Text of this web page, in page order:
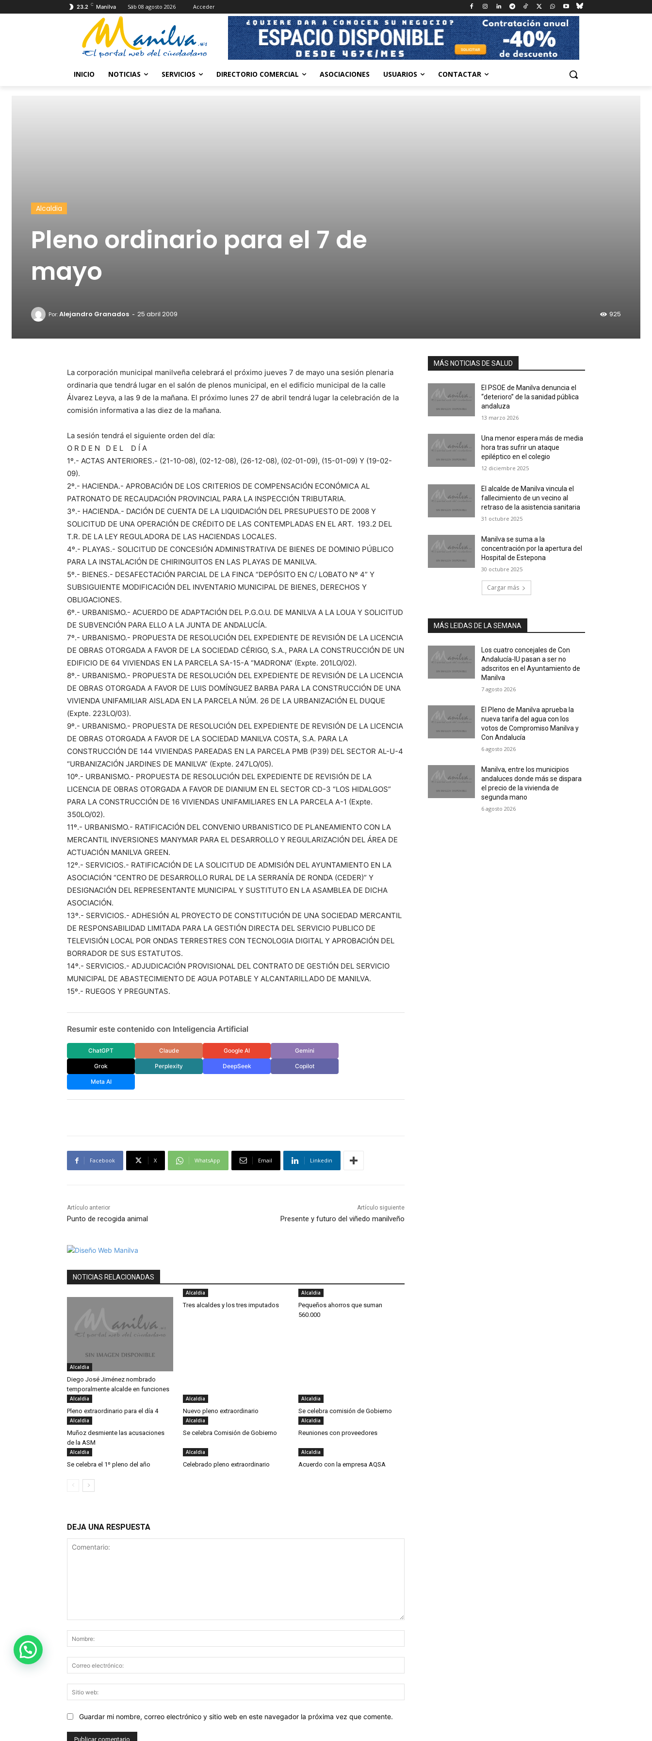
23.2 C Manilva Sáb 08 agosto 2026 Acceder
INICIO NOTICIAS SERVICIOS DIRECTORIO COMERCIAL ASOCIACIONES USUARIOS CONTACTAR
Alcaldia
Pleno ordinario para el 7 de
mayo
Por:Alejandro Granados - 25 abril 2009 925
La corporación municipal manilveña celebrará el próximo jueves 7 de mayo una sesión plenaria
ordinaria que tendrá lugar en el salón de plenos municipal, en el edificio municipal de la calle
Álvarez Leyva, a las 9 de la mañana. El próximo lunes 27 de abril tendrá lugar la celebración de la
comisión informativa a las diez de la mañana.
La sesión tendrá el siguiente orden del día:
O R D E N D E L D Í A
1º.- ACTAS ANTERIORES.- (21-10-08), (02-12-08), (26-12-08), (02-01-09), (15-01-09) Y (19-02-
09).
2º.- HACIENDA.- APROBACIÓN DE LOS CRITERIOS DE COMPENSACIÓN ECONÓMICA AL
PATRONATO DE RECAUDACIÓN PROVINCIAL PARA LA INSPECCIÓN TRIBUTARIA.
3º.- HACIENDA.- DACIÓN DE CUENTA DE LA LIQUIDACIÓN DEL PRESUPUESTO DE 2008 Y
SOLICITUD DE UNA OPERACIÓN DE CRÉDITO DE LAS CONTEMPLADAS EN EL ART. 193.2 DEL
T.R. DE LA LEY REGULADORA DE LAS HACIENDAS LOCALES.
4º.- PLAYAS.- SOLICITUD DE CONCESIÓN ADMINISTRATIVA DE BIENES DE DOMINIO PÚBLICO
PARA LA INSTALACIÓN DE CHIRINGUITOS EN LAS PLAYAS DE MANILVA.
5º.- BIENES.- DESAFECTACIÓN PARCIAL DE LA FINCA “DEPÓSITO EN C/ LOBATO Nº 4” Y
SUBSIGUIENTE MODIFICACIÓN DEL INVENTARIO MUNICIPAL DE BIENES, DERECHOS Y
OBLIGACIONES.
6º.- URBANISMO.- ACUERDO DE ADAPTACIÓN DEL P.G.O.U. DE MANILVA A LA LOUA Y SOLICITUD
DE SUBVENCIÓN PARA ELLO A LA JUNTA DE ANDALUCÍA.
7º.- URBANISMO.- PROPUESTA DE RESOLUCIÓN DEL EXPEDIENTE DE REVISIÓN DE LA LICENCIA
DE OBRAS OTORGADA A FAVOR DE LA SOCIEDAD CÉRIGO, S.A., PARA LA CONSTRUCCIÓN DE UN
EDIFICIO DE 64 VIVIENDAS EN LA PARCELA SA-15-A “MADRONA” (Expte. 201LO/02).
8º.- URBANISMO.- PROPUESTA DE RESOLUCIÓN DEL EXPEDIENTE DE REVISIÓN DE LA LICENCIA
DE OBRAS OTORGADA A FAVOR DE LUIS DOMÍNGUEZ BARBA PARA LA CONSTRUCCIÓN DE UNA
VIVIENDA UNIFAMILIAR AISLADA EN LA PARCELA NÚM. 26 DE LA URBANIZACIÓN EL DUQUE
(Expte. 223LO/03).
9º.- URBANISMO.- PROPUESTA DE RESOLUCIÓN DEL EXPEDIENTE DE REVISIÓN DE LA LICENCIA
DE OBRAS OTORGADA A FAVOR DE LA SOCIEDAD MANILVA COSTA, S.A. PARA LA
CONSTRUCCIÓN DE 144 VIVIENDAS PAREADAS EN LA PARCELA PMB (P39) DEL SECTOR AL-U-4
“URBANIZACIÓN JARDINES DE MANILVA” (Expte. 247LO/05).
10º.- URBANISMO.- PROPUESTA DE RESOLUCIÓN DEL EXPEDIENTE DE REVISIÓN DE LA
LICENCIA DE OBRAS OTORGADA A FAVOR DE DIANIUM EN EL SECTOR CD-3 “LOS HIDALGOS”
PARA LA CONSTRUCCIÓN DE 16 VIVIENDAS UNIFAMILIARES EN LA PARCELA A-1 (Expte.
350LO/02).
11º.- URBANISMO.- RATIFICACIÓN DEL CONVENIO URBANISTICO DE PLANEAMIENTO CON LA
MERCANTIL INVERSIONES MANYMAR PARA EL DESARROLLO Y REGULARIZACIÓN DEL ÁREA DE
ACTUACIÓN MANILVA GREEN.
12º.- SERVICIOS.- RATIFICACIÓN DE LA SOLICITUD DE ADMISIÓN DEL AYUNTAMIENTO EN LA
ASOCIACIÓN “CENTRO DE DESARROLLO RURAL DE LA SERRANÍA DE RONDA (CEDER)” Y
DESIGNACIÓN DEL REPRESENTANTE MUNICIPAL Y SUSTITUTO EN LA ASAMBLEA DE DICHA
ASOCIACIÓN.
13º.- SERVICIOS.- ADHESIÓN AL PROYECTO DE CONSTITUCIÓN DE UNA SOCIEDAD MERCANTIL
DE RESPONSABILIDAD LIMITADA PARA LA GESTIÓN DIRECTA DEL SERVICIO PUBLICO DE
TELEVISIÓN LOCAL POR ONDAS TERRESTRES CON TECNOLOGIA DIGITAL Y APROBACIÓN DEL
BORRADOR DE SUS ESTATUTOS.
14º.- SERVICIOS.- ADJUDICACIÓN PROVISIONAL DEL CONTRATO DE GESTIÓN DEL SERVICIO
MUNICIPAL DE ABASTECIMIENTO DE AGUA POTABLE Y ALCANTARILLADO DE MANILVA.
15º.- RUEGOS Y PREGUNTAS.
Resumir este contenido con Inteligencia Artificial
ChatGPT Claude Google AI Gemini
Grok Perplexity DeepSeek Copilot
Meta AI
Facebook X WhatsApp Email Linkedin
Artículo anterior
Punto de recogida animal
Artículo siguiente
Presente y futuro del viñedo manilveño
NOTICIAS RELACIONADAS
Alcaldia
Diego José Jiménez nombrado
temporalmente alcalde en funciones
Alcaldia
Tres alcaldes y los tres imputados
Alcaldia
Pequeños ahorros que suman
560.000
Alcaldia
Pleno extraordinario para el día 4
Alcaldia
Nuevo pleno extraordinario
Alcaldia
Se celebra comisión de Gobierno
Alcaldia
Muñoz desmiente las acusaciones
de la ASM
Alcaldia
Se celebra Comisión de Gobierno
Alcaldia
Reuniones con proveedores
Alcaldia
Se celebra el 1º pleno del año
Alcaldia
Celebrado pleno extraordinario
Alcaldia
Acuerdo con la empresa AQSA
DEJA UNA RESPUESTA
electrónico:
web:
Guardar mi nombre, correo electrónico y sitio web en este navegador la próxima vez que comente.
MÁS NOTICIAS DE SALUD
El PSOE de Manilva denuncia el
“deterioro” de la sanidad pública
andaluza
13 marzo 2026
Una menor espera más de media
hora tras sufrir un ataque
epiléptico en el colegio
12 diciembre 2025
El alcalde de Manilva vincula el
fallecimiento de un vecino al
retraso de la asistencia sanitaria
31 octubre 2025
Manilva se suma a la
concentración por la apertura del
Hospital de Estepona
30 octubre 2025
Cargar más
MÁS LEIDAS DE LA SEMANA
Los cuatro concejales de Con
Andalucía-IU pasan a ser no
adscritos en el Ayuntamiento de
Manilva
7 agosto 2026
El Pleno de Manilva aprueba la
nueva tarifa del agua con los
votos de Compromiso Manilva y
Con Andalucía
6 agosto 2026
Manilva, entre los municipios
andaluces donde más se dispara
el precio de la vivienda de
segunda mano
6 agosto 2026